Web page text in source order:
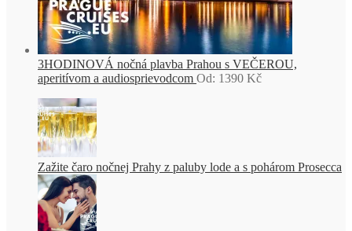
3HODINOVÁ nočná plavba Prahou s VEČEROU,
aperitívom a audiosprievodcom Od: 1390 Kč
Zažite čaro nočnej Prahy z paluby lode a s pohárom Prosecca